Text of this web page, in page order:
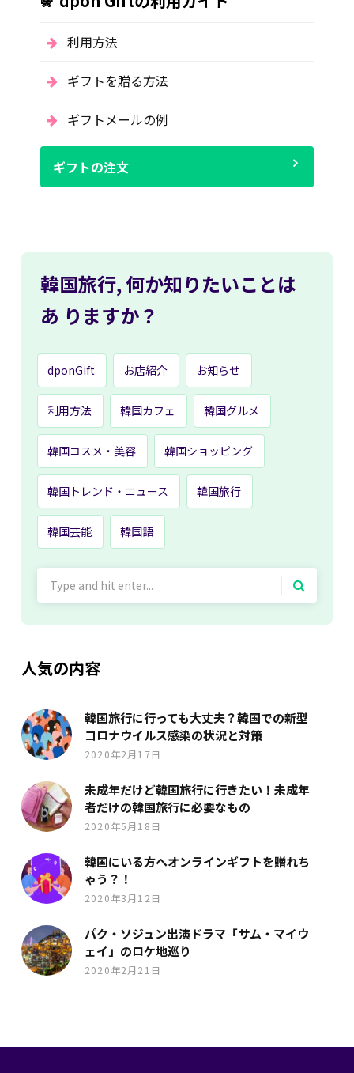
利用方法
ギフトを贈る方法
ギフトメールの例
ギフトの注文
韓国旅行, 何か知りたいことは
あ りますか？
dponGift お店紹介 お知らせ
利用方法 韓国カフェ 韓国グルメ
韓国コスメ・美容 韓国ショッピング
韓国トレンド・ニュース 韓国旅行
韓国芸能 韓国語
人気の内容
韓国旅行に行っても大丈夫？韓国での新型
コロナウイルス感染の状況と対策
2020年2月17日
未成年だけど韓国旅行に行きたい！未成年
者だけの韓国旅行に必要なもの
2020年5月18日
韓国にいる方へオンラインギフトを贈れち
ゃう？！
2020年3月12日
パク・ソジュン出演ドラマ「サム・マイウ
ェイ」のロケ地巡り
2020年2月21日